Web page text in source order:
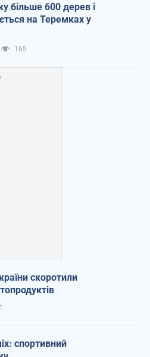
більше 600 дерев і
на Теремках у
165
скоротили
спортивний